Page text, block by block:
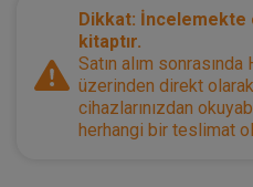
Dikkat: İncelemekte
kitaptır.
Satın alım sonrasında
üzerinden direkt
cihazlarınızdan
herhangi bir teslimat